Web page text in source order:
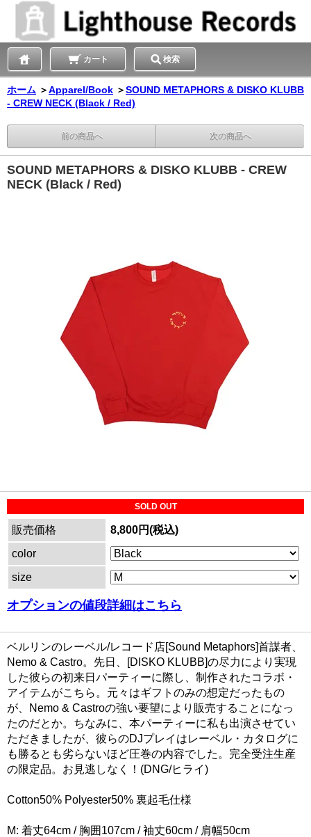
カート 検索
ホーム ＞Apparel/Book ＞SOUND METAPHORS & DISKO KLUBB
- CREW NECK (Black / Red)
前の商品へ 次の商品へ
SOUND METAPHORS & DISKO KLUBB - CREW
NECK (Black / Red)
SOLD OUT
販売価格
8,800円(税込)
color
size
オプションの値段詳細はこちら
ベルリンのレーベル/レコード店[Sound Metaphors]首謀者、
Nemo & Castro。先日、[DISKO KLUBB]の尽力により実現
した彼らの初来日パーティーに際し、制作されたコラボ・
アイテムがこちら。元々はギフトのみの想定だったもの
が、Nemo & Castroの強い要望により販売することになっ
たのだとか。ちなみに、本パーティーに私も出演させてい
ただきましたが、彼らのDJプレイはレーベル・カタログに
も勝るとも劣らないほど圧巻の内容でした。完全受注生産
の限定品。お見逃しなく！(DNG/ヒライ)
Cotton50% Polyester50% 裏起毛仕様
M: 着丈64cm / 胸囲107cm / 袖丈60cm / 肩幅50cm